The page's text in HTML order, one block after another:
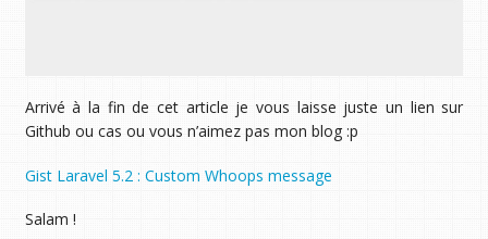
Arrivé à la fin de cet article je vous laisse juste un lien sur
Github ou cas ou vous n’aimez pas mon blog :p
Gist Laravel 5.2 : Custom Whoops message
Salam !